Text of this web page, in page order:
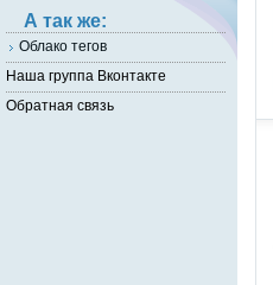
А так же:
Облако тегов
Наша группа Вконтакте
Обратная связь